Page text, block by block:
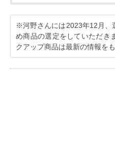
※河野さんには2023年12月、
め商品の選定をしていただき
クアップ商品は最新の情報を